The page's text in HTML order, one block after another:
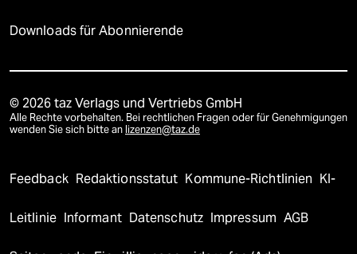
Downloads für Abonnierende
© 2026 taz Verlags und Vertriebs GmbH
Alle Rechte vorbehalten. Bei rechtlichen Fragen oder für Genehmigungen
wenden Sie sich bitte an lizenzen@taz.de
Feedback Redaktionsstatut Kommune-Richtlinien KI-
Leitlinie Informant Datenschutz Impressum AGB